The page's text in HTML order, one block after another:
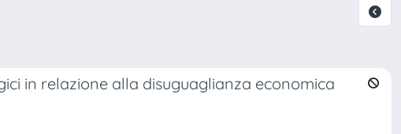
in relazione alla disuguaglianza economica